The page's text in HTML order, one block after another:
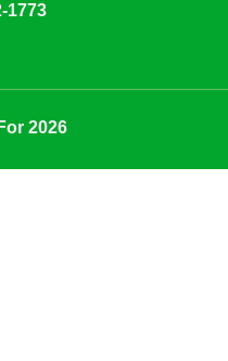
1773
2026